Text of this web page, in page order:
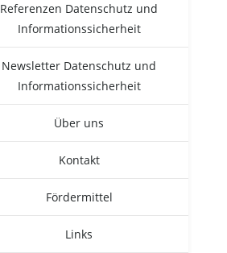
Refe­ren­zen Daten­schutz und
Informationssicherheit
News­let­ter Daten­schutz und
Informationssicherheit
Über uns
Kon­takt
För­der­mit­tel
Links